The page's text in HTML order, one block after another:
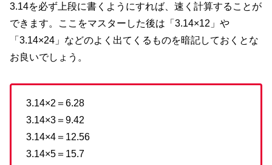
3.14を必ず上段に書くようにすれば、速く計算することが
できます。ここをマスターした後は「3.14×12」や
「3.14×24」などのよく出てくるものを暗記しておくとな
お良いでしょう。
3.14×2＝6.28
3.14×3＝9.42
3.14×4＝12.56
3.14×5＝15.7